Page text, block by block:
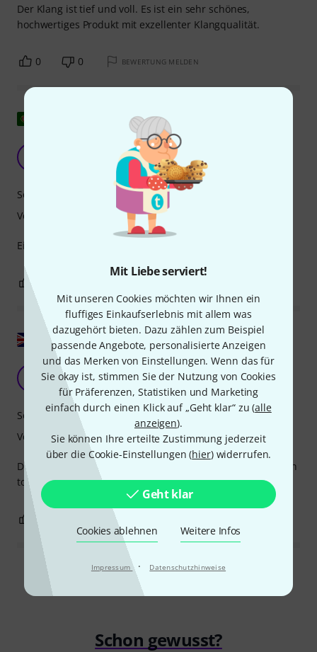
Mit Liebe serviert!
Mit unseren Cookies möchten wir Ihnen ein
fluffiges Einkaufserlebnis mit allem was
dazugehört bieten. Dazu zählen zum Beispiel
passende Angebote, personalisierte Anzeigen
und das Merken von Einstellungen. Wenn das für
Sie okay ist, stimmen Sie der Nutzung von Cookies
für Präferenzen, Statistiken und Marketing
einfach durch einen Klick auf „Geht klar“ zu (alle
anzeigen).
Sie können Ihre erteilte Zustimmung jederzeit
über die Cookie-Einstellungen (hier) widerrufen.
Geht klar
Cookies ablehnen Weitere Infos
Impressum · Datenschutzhinweise
Der Klang ist tief und voll. Es ist ein sehr schönes,
hochwertiges Produkt mit exzellenter Klangqualität.
0 0 BEWERTUNG MELDEN
Lelesf 15.03.2024
Einfacher Kauf und Lieferung. Ich empfehle
Sound
Verarbeitung
Original zeigen
Bestes Rebolo
Pcarvalho 15.04.2024
Das Holzinstrument hat neben seiner Schönheit auch einen
tollen Klang.
Sound
Verarbeitung
Alle Bewertungen lesen
Schon gewusst?